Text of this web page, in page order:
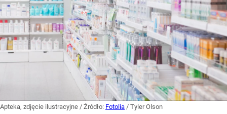
Apteka, zdjęcie ilustracyjne / Źródło: Fotolia / Tyler Olson